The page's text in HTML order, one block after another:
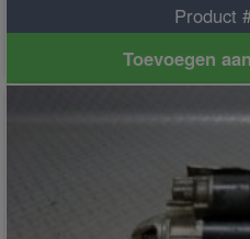
Product
Toevoegen